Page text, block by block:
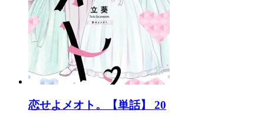
恋せよメオト。【単話】 20